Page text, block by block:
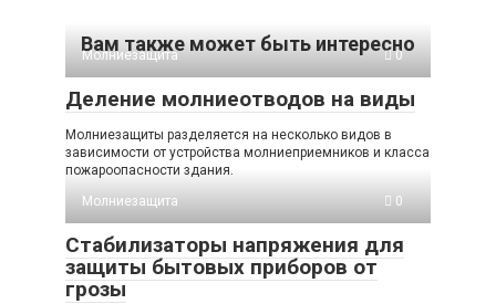
Вам также может быть интересно
Молниезащита 0
Деление молниеотводов на виды
Молниезащиты разделяется на несколько видов в
зависимости от устройства молниеприемников и класса
пожароопасности здания.
Молниезащита
0
Стабилизаторы напряжения для
защиты бытовых приборов от
грозы